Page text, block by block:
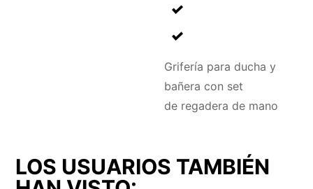
Grifería para ducha y
bañera con set
de regadera de mano
LOS USUARIOS TAMBIÉN